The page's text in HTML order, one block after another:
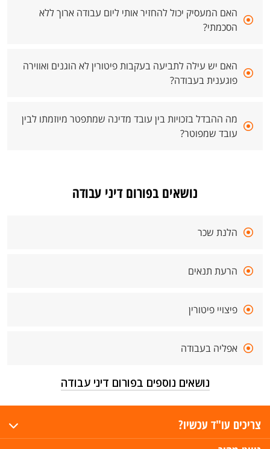
האם המעסיק יכול להחזיר אותי ליום עבודה ארוך ללא
הסכמתי?
האם יש עילה לתביעה בעקבות פיטורין לא הוגנים ואווירה
פוגענית בעבודה?
מה ההבדל בזכויות בין עובד מדינה שמתפטר מיוזמתו לבין
עובד שמפוטר?
נושאים בפורום דיני עבודה
הלנת שכר
הרעת תנאים
פיצויי פיטורין
אפליה בעבודה
נושאים נוספים בפורום דיני עבודה
צריכים עו"ד עכשיו?